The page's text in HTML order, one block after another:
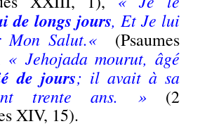
de longs jours, Et Je lui
Salut.«
(Psaumes
« Jehojada mourut, âgé
de jours; il avait à sa
trente ans. »(2
XIV, 15).